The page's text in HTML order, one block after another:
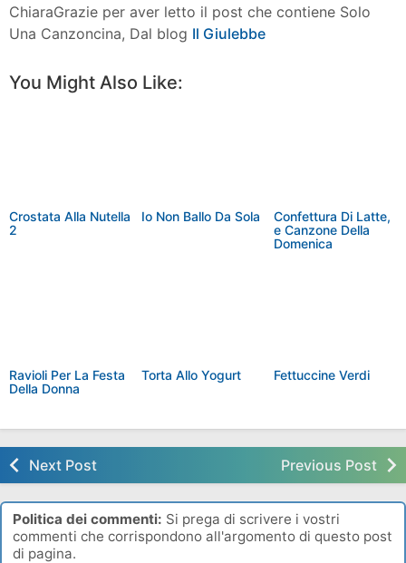
ChiaraGrazie per aver letto il post che contiene Solo
Una Canzoncina, Dal blog Il Giulebbe
Facebook Twitter
Confettura Di Latte,
Next Post Previous Post
Politica dei commenti: